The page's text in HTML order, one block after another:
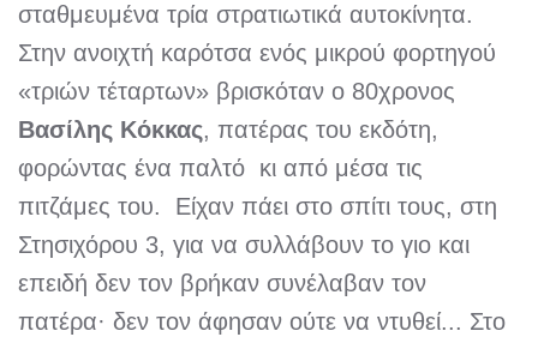
σταθμευμένα τρία στρατιωτικά αυτοκίνητα.
Στην ανοιχτή καρότσα ενός μικρού φορτηγού
«τριών τέταρτων» βρισκόταν ο 80χρονος
Βασίλης Κόκκας, πατέρας του εκδότη,
φορώντας ένα παλτό κι από μέσα τις
πιτζάμες του. Είχαν πάει στο σπίτι τους, στη
Στησιχόρου 3, για να συλλάβουν το γιο και
επειδή δεν τον βρήκαν συνέλαβαν τον
πατέρα· δεν τον άφησαν ούτε να ντυθεί... Στο